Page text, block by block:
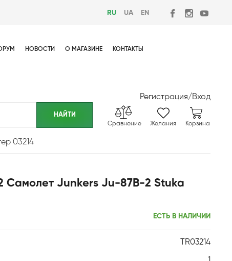
RU UA EN
НОВОСТИ О МАГАЗИНЕ КОНТАКТЫ
Регистрация/Вход
Сравнение Желания Корзина
03214
Самолет Junkers Ju-87B-2 Stuka
ЕСТЬ В НАЛИЧИИ
TR03214